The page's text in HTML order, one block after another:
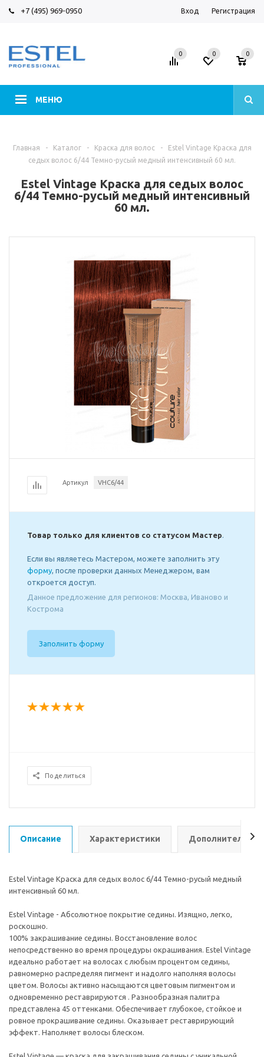
+7 (495) 969-0950 Вход Регистрация
МЕНЮ
0 0 0
Главная - Каталог - Краска для волос -
Estel Vintage Краска для
седых волос 6/44 Темно-русый медный интенсивный 60 мл.
Estel Vintage Краска для седых волос
6/44 Темно-русый медный интенсивный
60 мл.
Артикул VHC6/44
Товар только для клиентов со статусом Мастер.
Если вы являетесь Мастером, можете заполнить эту
форму, после проверки данных Менеджером, вам
откроется доступ.
Данное предложение для регионов: Москва, Иваново и
Кострома
Заполнить форму
Поделиться
Описание Характеристики Дополнительно
Estel Vintage Краска для седых волос 6/44 Темно-русый медный
интенсивный 60 мл.
Estel Vintage - Абсолютное покрытие седины. Изящно, легко,
роскошно.
100% закрашивание седины. Восстановление волос
непосредственно во время процедуры окрашивания. Estel Vintage
идеально работает на волосах с любым процентом седины,
равномерно распределяя пигмент и надолго наполняя волосы
цветом. Волосы активно насыщаются цветовым пигментом и
одновременно реставрируются . Разнообразная палитра
представлена 45 оттенками. Обеспечивает глубокое, стойкое и
ровное прокрашивание седины. Оказывает реставрирующий
эффект. Наполняет волосы блеском.